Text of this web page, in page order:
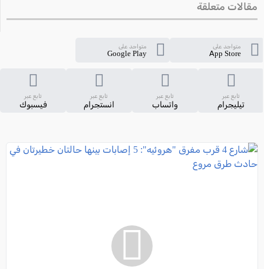
مقالات متعلقة
متواجد على
App Store
متواجد على
Google Play
تابع عبر
تيليجرام
تابع عبر
واتساب
تابع عبر
انستجرام
تابع عبر
فيسبوك